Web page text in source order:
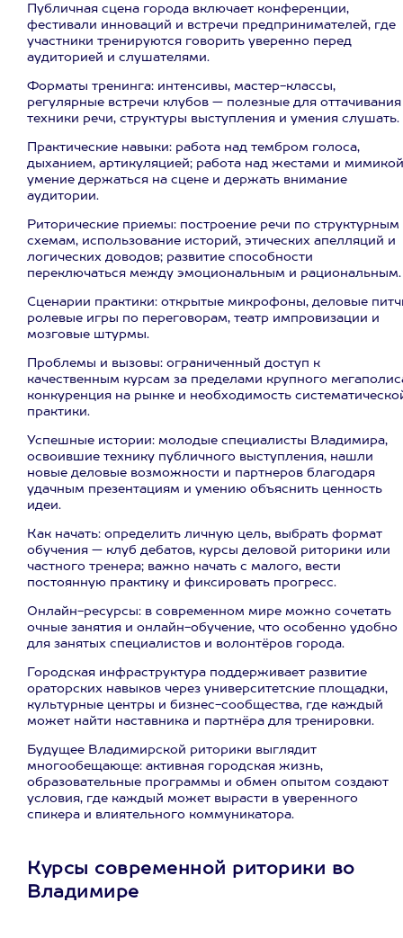
Публичная сцена города включает конференции,
фестивали инноваций и встречи предпринимателей, где
участники тренируются говорить уверенно перед
аудиторией и слушателями.
Форматы тренинга: интенсивы, мастер-классы,
регулярные встречи клубов — полезные для оттачивания
техники речи, структуры выступления и умения слушать.
Практические навыки: работа над тембром голоса,
дыханием, артикуляцией; работа над жестами и
умение держаться на сцене и держать внимание
аудитории.
Риторические приемы: построение речи по структурным
схемам, использование историй, этических апелляций и
логических доводов; развитие способности
переключаться между эмоциональным и рациональным.
Сценарии практики: открытые микрофоны, деловые
ролевые игры по переговорам, театр импровизации и
мозговые штурмы.
Проблемы и вызовы: ограниченный доступ к
качественным курсам за пределами крупного
конкуренция на рынке и необходимость
практики.
Успешные истории: молодые специалисты Владимира,
освоившие технику публичного выступления, нашли
новые деловые возможности и партнеров благодаря
удачным презентациям и умению объяснить ценность
идеи.
Как начать: определить личную цель, выбрать формат
обучения — клуб дебатов, курсы деловой риторики или
частного тренера; важно начать с малого, вести
постоянную практику и фиксировать прогресс.
Онлайн-ресурсы: в современном мире можно сочетать
очные занятия и онлайн-обучение, что особенно удобно
для занятых специалистов и волонтёров города.
Городская инфраструктура поддерживает развитие
ораторских навыков через университетские площадки,
культурные центры и бизнес-сообщества, где каждый
может найти наставника и партнёра для тренировки.
Будущее Владимирской риторики выглядит
многообещающе: активная городская жизнь,
образовательные программы и обмен опытом создают
условия, где каждый может вырасти в уверенного
спикера и влиятельного коммуникатора.
Курсы современной риторики во
Владимире